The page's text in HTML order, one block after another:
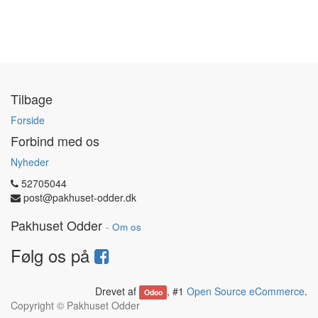
Tilbage
Forside
Forbind med os
Nyheder
52705044
post@pakhuset-odder.dk
Pakhuset Odder - Om os
Følg os på
Drevet af Odoo , #1 Open Source eCommerce.
Copyright © Pakhuset Odder